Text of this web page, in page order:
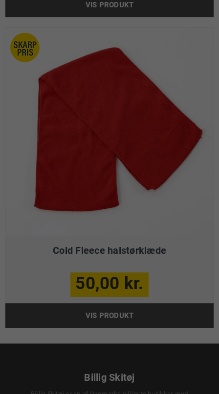
VIS PRODUKT
Cold Fleece halstørklæde
50,00 kr.
VIS PRODUKT
Billig Skitøj